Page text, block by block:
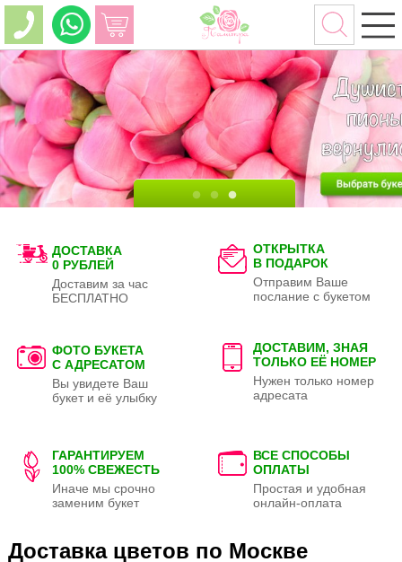
ДОСТАВКА
0 РУБЛЕЙ
Доставим за час
БЕСПЛАТНО
ОТКРЫТКА
В ПОДАРОК
Отправим Ваше
послание с букетом
ФОТО БУКЕТА
С АДРЕСАТОМ
Вы увидете Ваш
букет и её улыбку
ДОСТАВИМ, ЗНАЯ
ТОЛЬКО ЕЁ НОМЕР
Нужен только номер
адресата
ГАРАНТИРУЕМ
100% СВЕЖЕСТЬ
Иначе мы срочно
заменим букет
ВСЕ СПОСОБЫ
ОПЛАТЫ
Простая и удобная
онлайн-оплата
Доставка цветов по Москве